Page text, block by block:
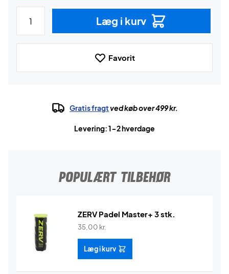
Læg i kurv
Favorit
Gratis fragtved køb over 499 kr.
Levering: 1-2 hverdage
POPULÆRT TILBEHØR
ZERV Padel Master+ 3 stk.
35,00 kr.
Læg i kurv